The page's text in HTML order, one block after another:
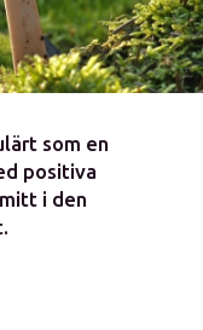
som en
positiva
i den